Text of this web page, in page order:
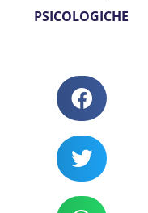
PSICOLOGICHE